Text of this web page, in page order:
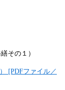
その１）
[PDFファイル／